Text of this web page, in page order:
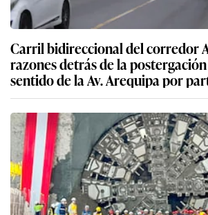
Carril bidireccional del corredor
razones detrás de la
sentido de la Av. Arequipa por